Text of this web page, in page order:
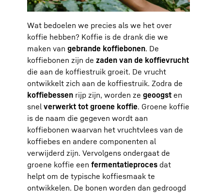
Wat bedoelen we precies als we het over
koffie hebben? Koffie is de drank die we
maken van gebrande koffiebonen. De
koffiebonen zijn de zaden van de koffievrucht
die aan de koffiestruik groeit. De vrucht
ontwikkelt zich aan de koffiestruik. Zodra de
koffiebessen rijp zijn, worden ze geoogst en
snel verwerkt tot groene koffie. Groene koffie
is de naam die gegeven wordt aan
koffiebonen waarvan het vruchtvlees van de
koffiebes en andere componenten al
verwijderd zijn. Vervolgens ondergaat de
groene koffie een fermentatieproces dat
helpt om de typische koffiesmaak te
ontwikkelen. De bonen worden dan gedroogd